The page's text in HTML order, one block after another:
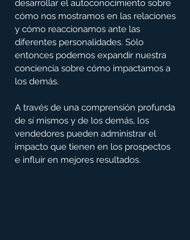
desarrollar el autoconocimiento sobre
cómo nos mostramos en las relaciones
y cómo reaccionamos ante las
diferentes personalidades. Sólo
entonces podemos expandir nuestra
conciencia sobre cómo impactamos a
los demás.
A través de una comprensión profunda
de sí mismos y de los demás, los
vendedores pueden administrar el
impacto que tienen en los prospectos
e influir en mejores resultados.